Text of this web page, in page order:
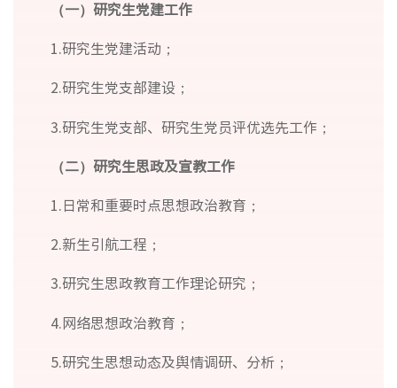
（一）研究生党建工作
1.研究生党建活动；
2.研究生党支部建设；
3.研究生党支部、研究生党员评优选先工作；
（二）研究生思政及宣教工作
1.日常和重要时点思想政治教育；
2.新生引航工程；
3.研究生思政教育工作理论研究；
4.网络思想政治教育；
5.研究生思想动态及舆情调研、分析；